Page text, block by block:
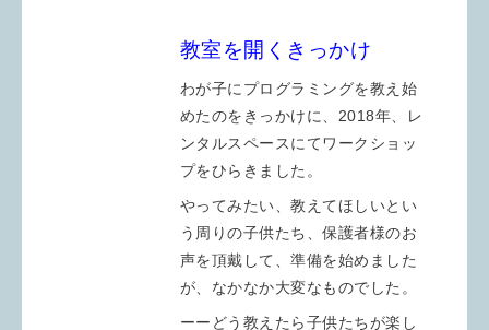
教室を開くきっかけ
わが子にプログラミングを教え始
めたのをきっかけに、2018年、レ
ンタルスペースにてワークショッ
プをひらきました。
やってみたい、教えてほしいとい
う周りの子供たち、保護者様のお
声を頂戴して、準備を始めました
が、なかなか大変なものでした。
ーーどう教えたら子供たちが楽し